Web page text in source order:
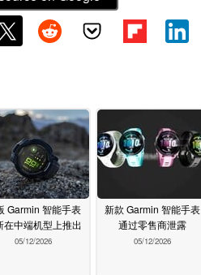
Garmin 智能手表
在中端机型上推出
05/12/2026
新款 Garmin 智能手表
通过零售商泄露
05/12/2026